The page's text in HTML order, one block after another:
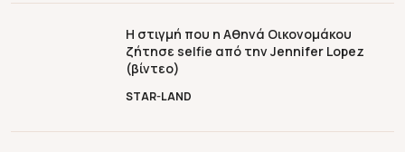
STAR-LAND
Η στιγμή που η Αθηνά Οικονομάκου
ζήτησε selfie από την Jennifer Lopez
(βίντεο)